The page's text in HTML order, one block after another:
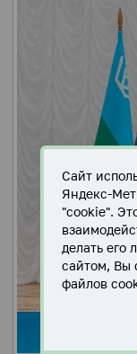
Сайт
Яндекс-
"cookie".
делать его
сайтом, Вы
файлов